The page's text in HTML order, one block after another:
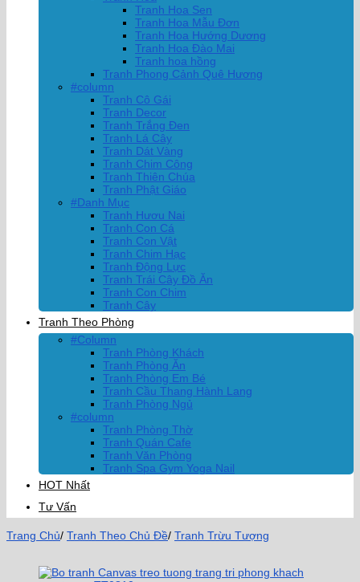
Tranh Hoa Sen
Tranh Hoa Mẫu Đơn
Tranh Hoa Hướng Dương
Tranh Hoa Đào Mai
Tranh hoa hồng
Tranh Phong Cảnh Quê Hương
#column
Tranh Cô Gái
Tranh Decor
Tranh Trắng Đen
Tranh Lá Cây
Tranh Dát Vàng
Tranh Chim Công
Tranh Thiên Chúa
Tranh Phật Giáo
#Danh Mục
Tranh Hươu Nai
Tranh Con Cá
Tranh Con Vật
Tranh Chim Hạc
Tranh Động Lực
Tranh Trái Cây Đồ Ăn
Tranh Con Chim
Tranh Cây
Tranh Theo Phòng
#Column
Tranh Phòng Khách
Tranh Phòng Ăn
Tranh Phòng Em Bé
Tranh Cầu Thang Hành Lang
Tranh Phòng Ngủ
#column
Tranh Phòng Thờ
Tranh Quán Cafe
Tranh Văn Phòng
Tranh Spa Gym Yoga Nail
HOT Nhất
Tư Vấn
Trang Chủ/ Tranh Theo Chủ Đề/ Tranh Trừu Tượng